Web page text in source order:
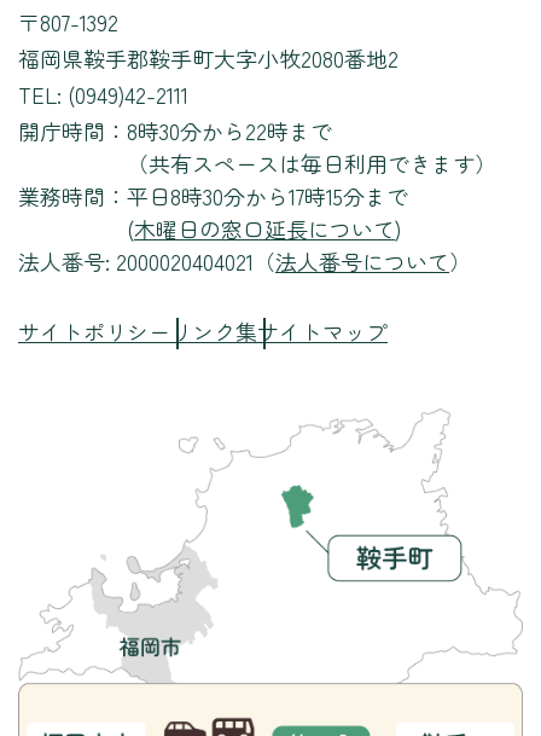
〒807-1392
福岡県鞍手郡鞍手町大字小牧2080番地2
TEL: (0949)42-2111
開庁時間： 8時30分から22時まで
（共有スペースは毎日利用できます）
業務時間： 平日8時30分から17時15分まで
(木曜日の窓口延長について)
法人番号: 2000020404021（法人番号について）
サイトポリシー リンク集サイトマップ